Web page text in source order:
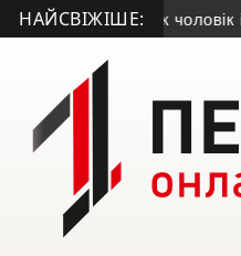
НАЙСВІЖІШЕ:
зник чоловік із